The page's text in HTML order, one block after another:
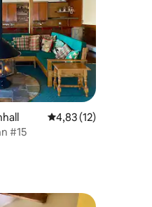
avaliações4,83 de uma
4,83 (12)
#15